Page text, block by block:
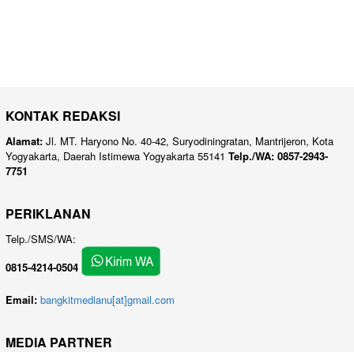
KONTAK REDAKSI
Alamat: Jl. MT. Haryono No. 40-42, Suryodiningratan, Mantrijeron, Kota
Yogyakarta, Daerah Istimewa Yogyakarta 55141 Telp./WA: 0857-2943-
7751
PERIKLANAN
Telp./SMS/WA:
0815-4214-0504
Email: bangkitmedianu[at]gmail.com
MEDIA PARTNER